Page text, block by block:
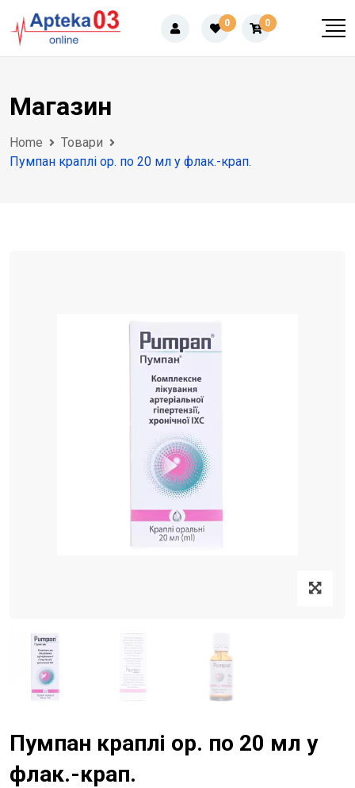
to
content
0 0
Магазин
Home
Товари
Пумпан краплі ор. по 20 мл у флак.-крап.
Пумпан краплі ор. по 20 мл у
флак.-крап.